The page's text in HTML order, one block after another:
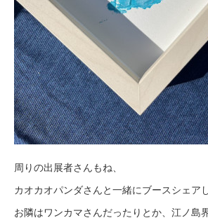
周りの出展者さんもね、
カオカオパンダさんと一緒にブースシェアし
お隣はワンカマさんだったりとか、江ノ島